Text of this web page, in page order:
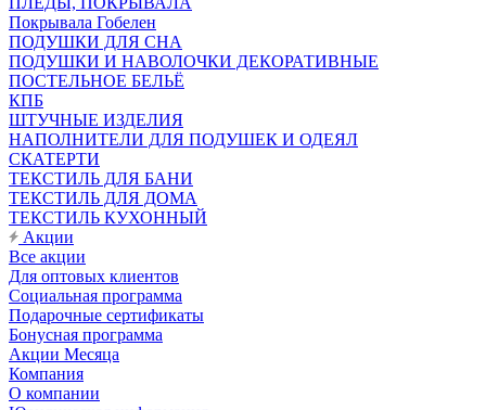
Покрывала Гобелен
ПОДУШКИ ДЛЯ СНА
ПОДУШКИ И НАВОЛОЧКИ ДЕКОРАТИВНЫЕ
ПОСТЕЛЬНОЕ БЕЛЬЁ
КПБ
ШТУЧНЫЕ ИЗДЕЛИЯ
НАПОЛНИТЕЛИ ДЛЯ ПОДУШЕК И ОДЕЯЛ
СКАТЕРТИ
ТЕКСТИЛЬ ДЛЯ БАНИ
ТЕКСТИЛЬ ДЛЯ ДОМА
ТЕКСТИЛЬ КУХОННЫЙ
Акции
Все акции
Для оптовых клиентов
Социальная программа
Подарочные сертификаты
Бонусная программа
Акции Месяца
Компания
О компании